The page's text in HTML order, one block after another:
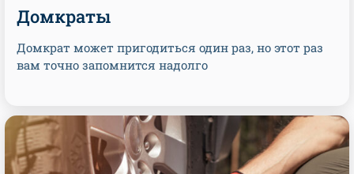
Домкраты
Домкрат может пригодиться один раз, но этот раз
вам точно запомнится надолго